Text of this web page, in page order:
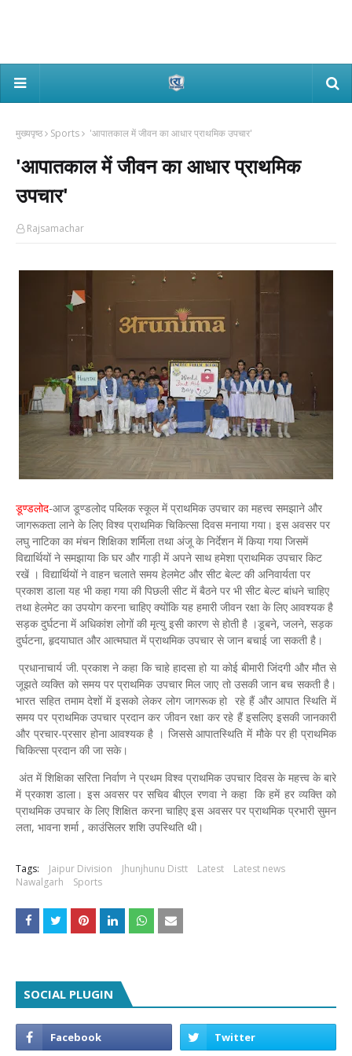
मुख्यपृष्ठ Sports 'आपातकाल में जीवन का आधार प्राथमिक उपचार'
'आपातकाल में जीवन का आधार प्राथमिक
उपचार'
Rajsamachar
डूण्डलोद-आज डूण्डलोद पब्लिक स्कूल में प्राथमिक उपचार का महत्त्व समझाने और
जागरूकता लाने के लिए विश्व प्राथमिक चिकित्सा दिवस मनाया गया। इस अवसर पर
लघु नाटिका का मंचन शिक्षिका शर्मिला तथा अंजू के निर्देशन में किया गया जिसमें
विद्यार्थियों ने समझाया कि घर और गाड़ी में अपने साथ हमेशा प्राथमिक उपचार किट
रखें । विद्यार्थियों ने वाहन चलाते समय हेलमेट और सीट बेल्ट की अनिवार्यता पर
प्रकाश डाला यह भी कहा गया की पिछली सीट में बैठने पर भी सीट बेल्ट बांधने चाहिए
तथा हेलमेट का उपयोग करना चाहिए क्योंकि यह हमारी जीवन रक्षा के लिए आवश्यक है
सड़क दुर्घटना में अधिकांश लोगों की मृत्यु इसी कारण से होती है ।डूबने, जलने, सड़क
दुर्घटना, हृदयाघात और आत्मघात में प्राथमिक उपचार से जान बचाई जा सकती है।
प्रधानाचार्य जी. प्रकाश ने कहा कि चाहे हादसा हो या कोई बीमारी जिंदगी और मौत से
जूझते व्यक्ति को समय पर प्राथमिक उपचार मिल जाए तो उसकी जान बच सकती है।
भारत सहित तमाम देशों में इसको लेकर लोग जागरूक हो रहे हैं और आपात स्थिति में
समय पर प्राथमिक उपचार प्रदान कर जीवन रक्षा कर रहे हैं इसलिए इसकी जानकारी
और प्रचार-प्रसार होना आवश्यक है । जिससे आपातस्थिति में मौके पर ही प्राथमिक
चिकित्सा प्रदान की जा सके।
अंत में शिक्षिका सरिता निर्वाण ने प्रथम विश्व प्राथमिक उपचार दिवस के महत्त्व के बारे
में प्रकाश डाला। इस अवसर पर सचिव बीएल रणवा ने कहा कि हमें हर व्यक्ति को
प्राथमिक उपचार के लिए शिक्षित करना चाहिए इस अवसर पर प्राथमिक प्रभारी सुमन
लता, भावना शर्मा , काउंसिलर शशि उपस्थिति थी।
Tags: Jaipur Division Jhunjhunu Distt Latest
Latest news
Nawalgarh
Sports
SOCIAL PLUGIN